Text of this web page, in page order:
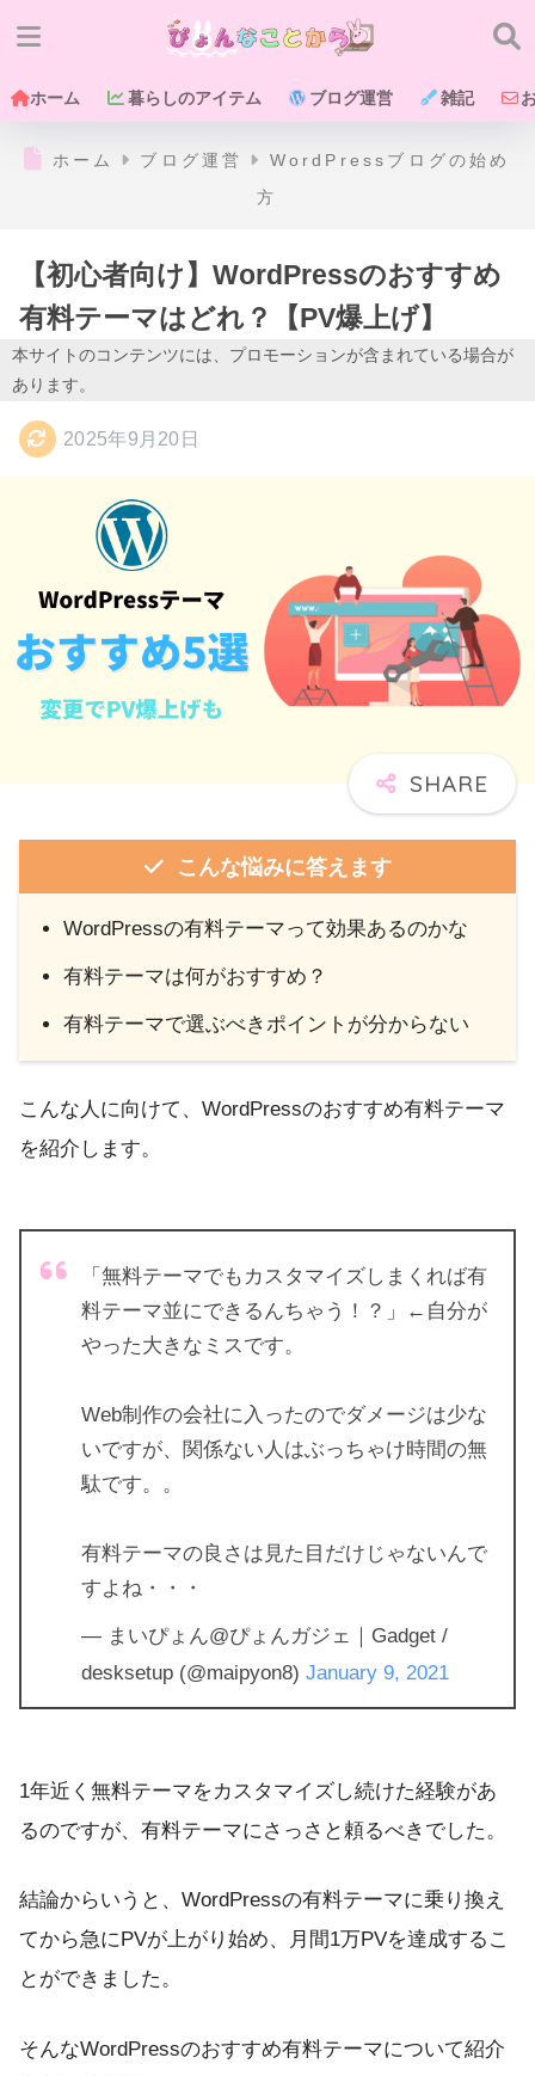
ホーム 暮らしのアイテム ブログ運営 雑記
ホーム ブログ運営
WordPressブログの始め
方
【初心者向け】WordPressのおすすめ
有料テーマはどれ？【PV爆上げ】
本サイトのコンテンツには、プロモーションが含まれている場合が
あります。
2025年9月20日
こんな悩みに答えます
WordPressの有料テーマって効果あるのかな
有料テーマは何がおすすめ？
有料テーマで選ぶべきポイントが分からない
こんな人に向けて、WordPressのおすすめ有料テーマ
を紹介します。
「無料テーマでもカスタマイズしまくれば有
料テーマ並にできるんちゃう！？」←自分が
やった大きなミスです。
Web制作の会社に入ったのでダメージは少な
いですが、関係ない人はぶっちゃけ時間の無
駄です。。
有料テーマの良さは見た目だけじゃないんで
すよね・・・
— まいぴょん@ぴょんガジェ｜Gadget /
desksetup (@maipyon8) January 9, 2021
1年近く無料テーマをカスタマイズし続けた経験があ
るのですが、有料テーマにさっさと頼るべきでした。
結論からいうと、WordPressの有料テーマに乗り換え
てから急にPVが上がり始め、月間1万PVを達成するこ
とができました。
そんなWordPressのおすすめ有料テーマについて紹介